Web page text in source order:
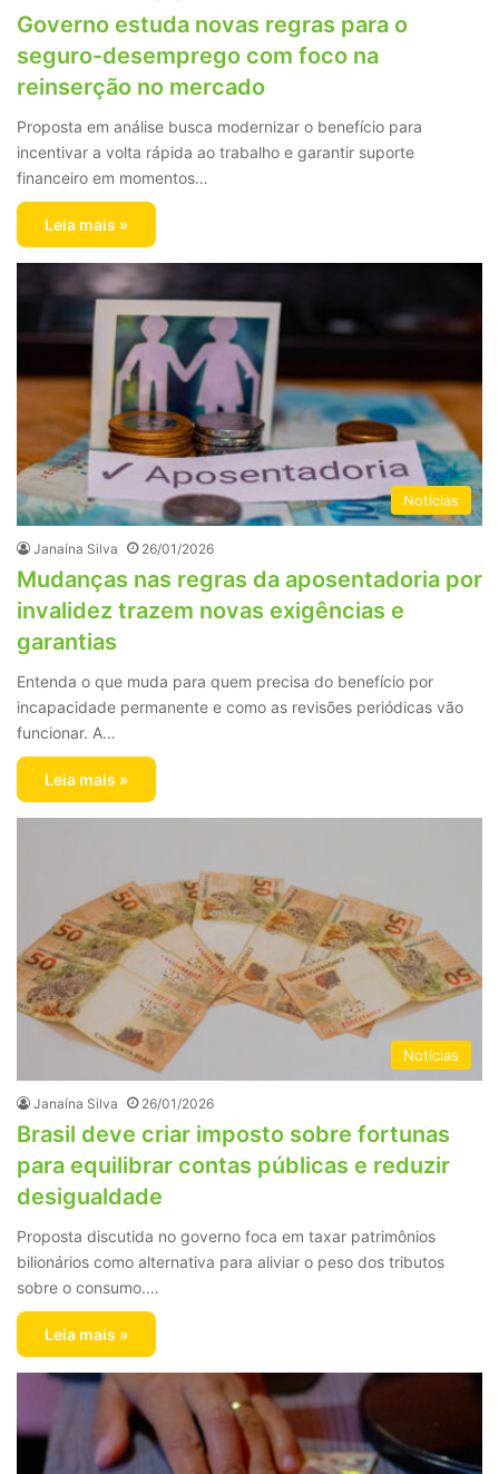
Governo estuda novas regras para o
seguro-desemprego com foco na
reinserção no mercado
Proposta em análise busca modernizar o benefício para
incentivar a volta rápida ao trabalho e garantir suporte
financeiro em momentos…
Leia mais »
Notícias
Janaína Silva 26/01/2026
Mudanças nas regras da aposentadoria por
invalidez trazem novas exigências e
garantias
Entenda o que muda para quem precisa do benefício por
incapacidade permanente e como as revisões periódicas vão
funcionar. A…
Leia mais »
Notícias
Janaína Silva 26/01/2026
Brasil deve criar imposto sobre fortunas
para equilibrar contas públicas e reduzir
desigualdade
Proposta discutida no governo foca em taxar patrimônios
bilionários como alternativa para aliviar o peso dos tributos
sobre o consumo.…
Leia mais »